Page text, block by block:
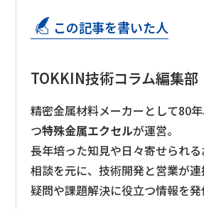
この記事を書いた人
TOKKIN技術コラム編集部
精密金属材料メーカーとして80
つ特殊金属エクセルが運営。
長年培った知見や日々寄せられ
相談を元に、技術開発と営業が
疑問や課題解決に役立つ情報を発